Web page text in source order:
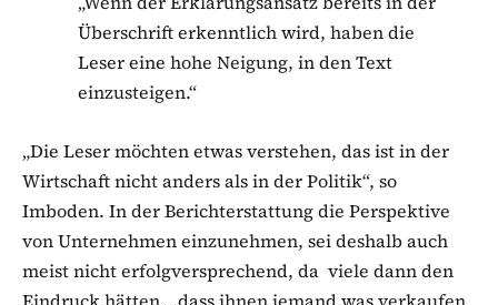
Überschrift erkenntlich wird, haben die
Leser eine hohe Neigung, in den Text
einzusteigen.“
„Die Leser möchten etwas verstehen, das ist in der
Wirtschaft nicht anders als in der Politik“, so
Imboden. In der Berichterstattung die Perspektive
von Unternehmen einzunehmen, sei deshalb auch
meist nicht erfolgversprechend, da viele dann den
Eindruck hätten, „dass ihnen jemand was verkaufen